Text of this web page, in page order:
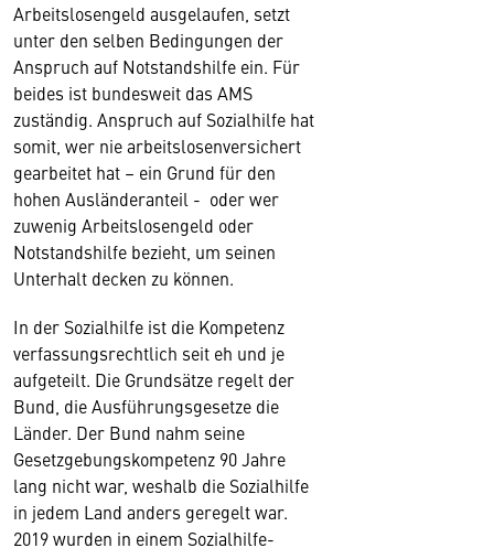
Arbeitslosengeld ausgelaufen, setzt
unter den selben Bedingungen der
Anspruch auf Notstandshilfe ein. Für
beides ist bundesweit das AMS
zuständig. Anspruch auf Sozialhilfe hat
somit, wer nie arbeitslosenversichert
gearbeitet hat – ein Grund für den
hohen Ausländeranteil - oder wer
zuwenig Arbeitslosengeld oder
Notstandshilfe bezieht, um seinen
Unterhalt decken zu können.
In der Sozialhilfe ist die Kompetenz
verfassungsrechtlich seit eh und je
aufgeteilt. Die Grundsätze regelt der
Bund, die Ausführungsgesetze die
Länder. Der Bund nahm seine
Gesetzgebungskompetenz 90 Jahre
lang nicht war, weshalb die Sozialhilfe
in jedem Land anders geregelt war.
2019 wurden in einem Sozialhilfe-